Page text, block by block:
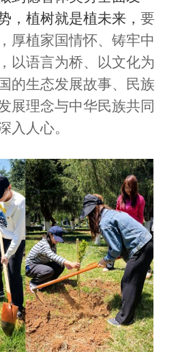
，植树就是植未来， 要
厚植家国情怀、铸牢中
以语言为桥、以文化为
的生态发展故事、民族
展理念与中华民族共同
入人心。